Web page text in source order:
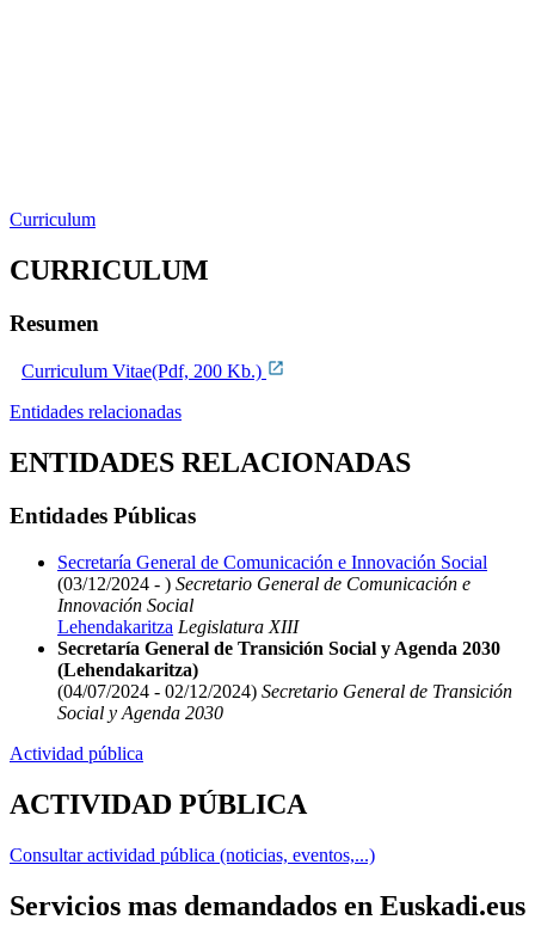
Curriculum
CURRICULUM
Resumen
Curriculum Vitae(Pdf, 200 Kb.)
Entidades relacionadas
ENTIDADES RELACIONADAS
Entidades Públicas
Secretaría General de Comunicación e Innovación Social
(03/12/2024 - ) Secretario General de Comunicación e
Innovación Social
Lehendakaritza Legislatura XIII
Secretaría General de Transición Social y Agenda 2030
(Lehendakaritza)
(04/07/2024 - 02/12/2024) Secretario General de Transición
Social y Agenda 2030
Actividad pública
ACTIVIDAD PÚBLICA
Consultar actividad pública (noticias, eventos,...)
Servicios mas demandados en Euskadi.eus